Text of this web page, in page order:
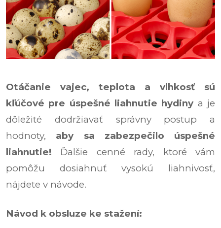
Otáčanie vajec, teplota a vlhkosť sú
kľúčové pre úspešné liahnutie hydiny a je
dôležité dodržiavať správny postup a
hodnoty, aby sa zabezpečilo úspešné
liahnutie! Ďalšie cenné rady, ktoré vám
pomôžu dosiahnuť vysokú liahnivosť,
nájdete v návode.
Návod k obsluze ke stažení: